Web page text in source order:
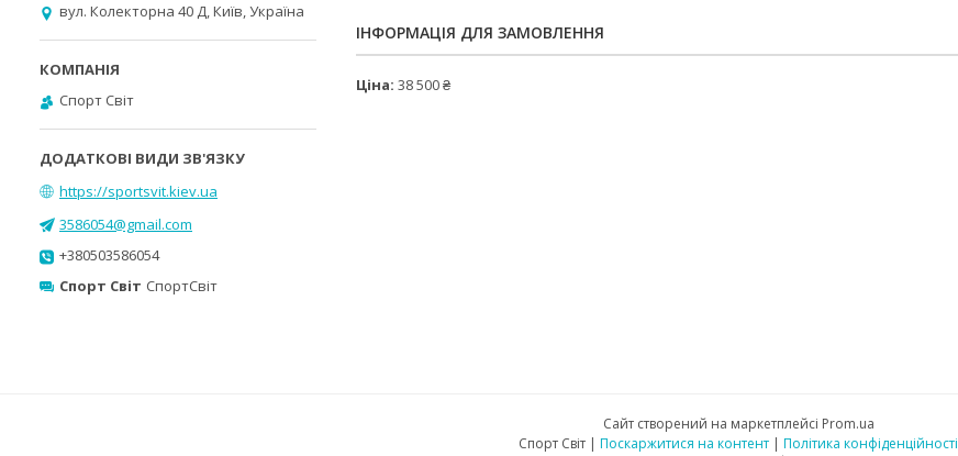
ІНФОРМАЦІЯ ДЛЯ ЗАМОВЛЕННЯ
Ціна: 38 500 ₴
вул. Колекторна 40 Д, Київ, Україна
Спорт Світ
https://sportsvit.kiev.ua
3586054@gmail.com
+380503586054
Спорт Світ СпортСвіт
Сайт створений на маркетплейсі Prom.ua
Спорт Світ | Поскаржитися на контент | Політика конфіденційності